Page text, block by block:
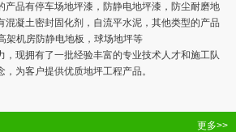
产品有停车场地坪漆，防静电地坪漆，防尘耐磨地
混凝土密封固化剂，自流平水泥，其他类型的产品
架机房防静电地板，球场地坪等
，现拥有了一批经验丰富的专业技术人才和施工队
为客户提供优质地坪工程产品。
更多>>